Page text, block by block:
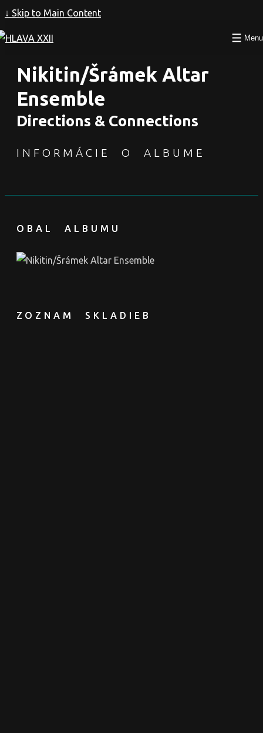
↓ Skip to Main Content
Menu
Nikitin/Šrámek Altar
Ensemble
Directions & Connections
INFORMÁCIE O ALBUME
OBAL ALBUMU
ZOZNAM SKLADIEB